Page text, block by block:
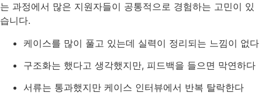
는 과정에서 많은 지원자들이 공통적으로 경험하는 고민이 있
습니다.
케이스를 많이 풀고 있는데 실력이 정리되는 느낌이 없다
구조화는 했다고 생각했지만, 피드백을 들으면 막연하다
서류는 통과했지만 케이스 인터뷰에서 반복 탈락한다